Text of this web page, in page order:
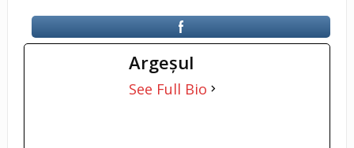
Argeşul
See Full Bio